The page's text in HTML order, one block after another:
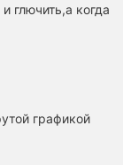
глючить,а когда
графикой